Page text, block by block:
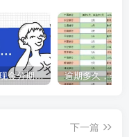
【招商】用现金分期提额，额度直上6万
下一篇